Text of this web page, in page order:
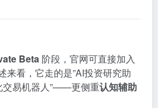
Beta 阶段，官网可直接加入
来看，它走的是”AI投资研究助
交易机器人”——更侧重认知辅助